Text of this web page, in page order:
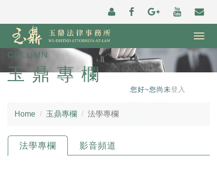
COLUMN
玉鼎專欄
您好~您尚未登入
Home 玉鼎專欄 法學專欄
法學專欄 影音頻道